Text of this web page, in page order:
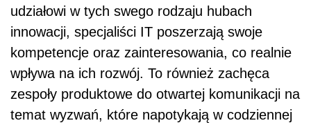
udziałowi w tych swego rodzaju hubach
innowacji, specjaliści IT poszerzają swoje
kompetencje oraz zainteresowania, co realnie
wpływa na ich rozwój. To również zachęca
zespoły produktowe do otwartej komunikacji na
temat wyzwań, które napotykają w codziennej